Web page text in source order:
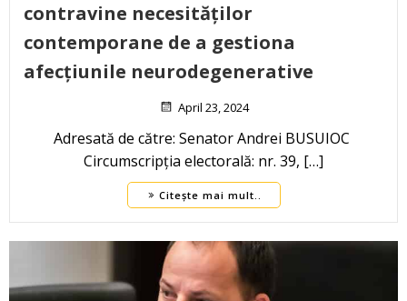
contravine necesităților
contemporane de a gestiona
afecțiunile neurodegenerative
April 23, 2024
Adresată de către: Senator Andrei BUSUIOC
Circumscripția electorală: nr. 39, […]
Citește mai mult..